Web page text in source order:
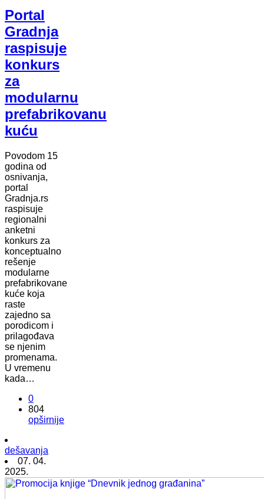
Portal
Gradnja
raspisuje
konkurs
za
modularnu
prefabrikovanu
kuću
Povodom 15
godina od
osnivanja,
portal
Gradnja.rs
raspisuje
regionalni
anketni
konkurs za
konceptualno
rešenje
modularne
prefabrikovane
kuće koja
raste
zajedno sa
porodicom i
prilagođava
se njenim
promenama.
U vremenu
kada…
0
804
opširnije
dešavanja
07. 04.
2025.